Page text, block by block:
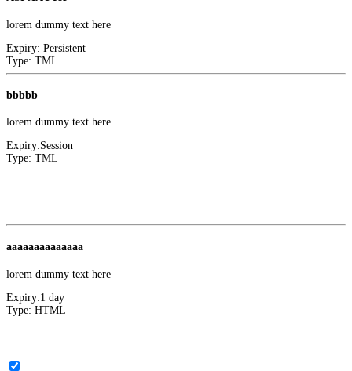
lorem dummy text here
Expiry: Persistent
Type: TML
bbbbb
lorem dummy text here
Expiry:Session
Type: TML
aaaaaaaaaaaaaa
lorem dummy text here
Expiry:1 day
Type: HTML